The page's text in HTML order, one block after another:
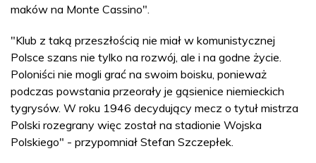
maków na Monte Cassino".
"Klub z taką przeszłością nie miał w komunistycznej
Polsce szans nie tylko na rozwój, ale i na godne życie.
Poloniści nie mogli grać na swoim boisku, ponieważ
podczas powstania przeorały je gąsienice niemieckich
tygrysów. W roku 1946 decydujący mecz o tytuł mistrza
Polski rozegrany więc został na stadionie Wojska
Polskiego" - przypomniał Stefan Szczepłek.